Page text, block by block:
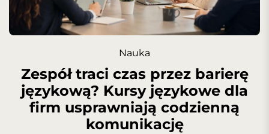
Nauka
Zespół traci czas przez barierę
językową? Kursy językowe dla
firm usprawniają codzienną
komunikację